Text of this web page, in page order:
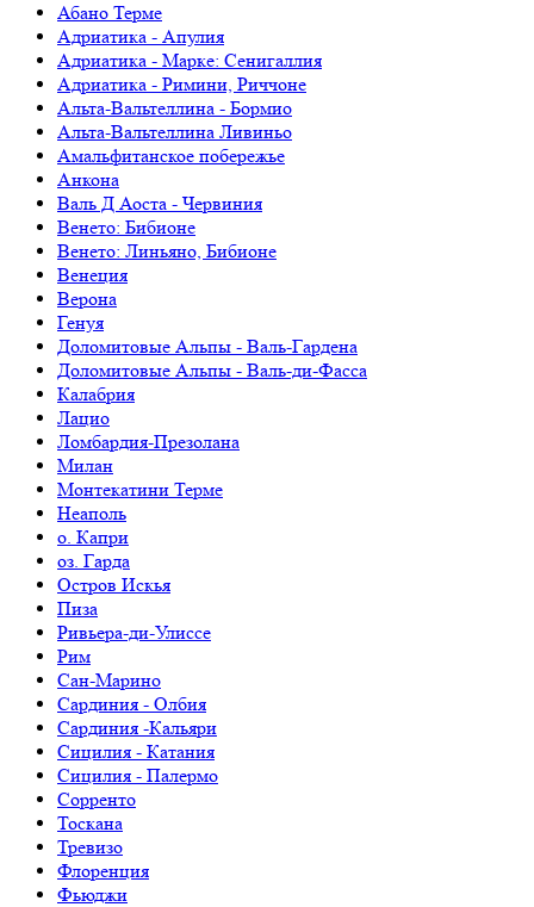
Абано Терме
Адриатика - Апулия
Адриатика - Марке: Сенигаллия
Адриатика - Римини, Риччоне
Альта-Вальтеллина - Бормио
Альта-Вальтеллина Ливиньо
Амальфитанское побережье
Анкона
Валь Д Аоста - Червиния
Венето: Бибионе
Венето: Линьяно, Бибионе
Венеция
Верона
Генуя
Доломитовые Альпы - Валь-Гардена
Доломитовые Альпы - Валь-ди-Фасса
Калабрия
Лацио
Ломбардия-Презолана
Милан
Монтекатини Терме
Неаполь
о. Капри
оз. Гарда
Остров Искья
Пиза
Ривьера-ди-Улиссе
Рим
Сан-Марино
Сардиния - Олбия
Сардиния -Кальяри
Сицилия - Катания
Сицилия - Палермо
Сорренто
Тоскана
Тревизо
Флоренция
Фьюджи